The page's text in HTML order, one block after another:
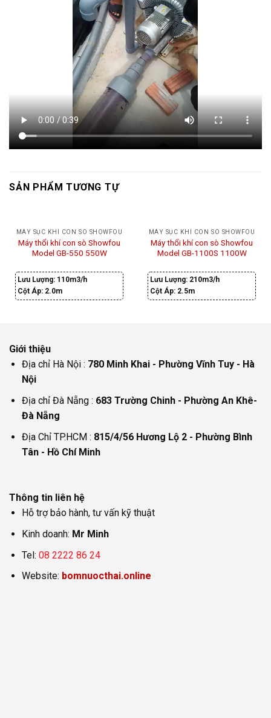
SẢN PHẨM TƯƠNG TỰ
MÁY SỤC KHÍ CON SÒ SHOWFOU
Máy thổi khí con sò Showfou
Model GB-550 550W
Lưu Lượng: 110m3/h
Cột Áp: 2.0m
MÁY SỤC KHÍ CON SÒ SHOWFOU
Máy thổi khí con sò Showfou
Model GB-1100S 1100W
Lưu Lượng: 210m3/h
Cột Áp: 2.5m
Giới thiệu
Địa chỉ Hà Nội : 780 Minh Khai - Phường Vĩnh Tuy - Hà
Nội
Địa chỉ Đà Nẵng : 683 Trường Chinh - Phường An Khê-
Đà Nẵng
Địa Chỉ TP.HCM : 815/4/56 Hương Lộ 2 - Phường Bình
Tân - Hồ Chí Minh
Thông tin liên hệ
Hỗ trợ bảo hành, tư vấn kỹ thuật
Kinh doanh: Mr Minh
Tel: 08 2222 86 24
Website: bomnuocthai.online